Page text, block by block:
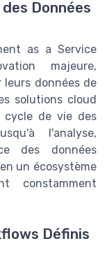
Données
as a Service
majeure,
données de
solutions cloud
cycle de vie des
l'analyse,
des données
un écosystème
constamment
Définis